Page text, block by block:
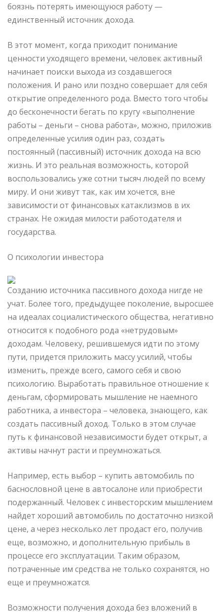
боязнь потерять имеющуюся работу —
единственный источник дохода.
В этот момент, когда приходит понимание
ценности уходящего времени, человек активный
начинает поиски выхода из создавшегося
положения. И рано или поздно совершает для себя
открытие определенного рода. Вместо того чтобы
до бесконечности бегать по кругу «выполнение
работы – деньги – снова работа», можно, приложив
определенные усилия один раз, создать
постоянный (пассивный) источник дохода на всю
жизнь. И это реальная возможность, которой
воспользовались уже сотни тысяч людей по всему
миру. И они живут так, как им хочется, вне
зависимости от финансовых катаклизмов в их
странах. Не ожидая милости работодателя и
государства.
О психологии инвестора
Созданию источника пассивного дохода нигде не
учат. Более того, предыдущее поколение, выросшее
на идеалах социалистического общества, негативно
относится к подобного рода «нетрудовым»
доходам. Человеку, решившемуся идти по этому
пути, придется приложить массу усилий, чтобы
изменить, прежде всего, самого себя и свою
психологию. Выработать правильное отношение к
деньгам, сформировать мышление не наемного
работника, а инвестора – человека, знающего, как
создать пассивный доход. Только в этом случае
путь к финансовой независимости будет открыт, а
активы начнут расти и преумножаться.
Например, есть выбор – купить автомобиль по
баснословной цене в автосалоне или приобрести
подержанный. Человек с инвесторским мышлением
найдет хороший автомобиль по достаточно низкой
цене, а через несколько лет продаст его, получив
еще, возможно, и дополнительную прибыль в
процессе его эксплуатации. Таким образом,
потраченные им средства не только сохранятся, но
еще и преумножатся.
Возможности получения дохода без вложений в